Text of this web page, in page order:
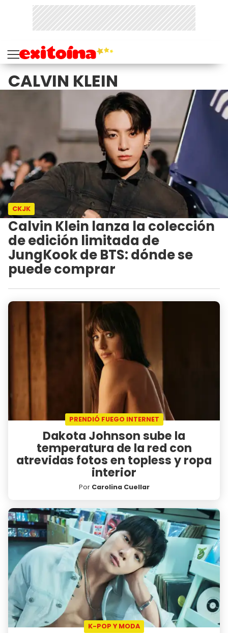
CALVIN KLEIN
CKJK
Calvin Klein lanza la colección
de edición limitada de
JungKook de BTS: dónde se
puede comprar
PRENDIÓ FUEGO INTERNET
Dakota Johnson sube la
temperatura de la red con
atrevidas fotos en topless y ropa
interior
Por Carolina Cuellar
K-POP Y MODA